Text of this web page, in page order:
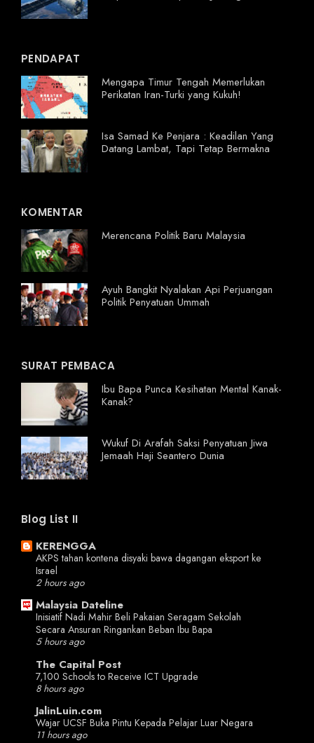
PENDAPAT
Mengapa Timur Tengah Memerlukan
Perikatan Iran-Turki yang Kukuh!
Isa Samad Ke Penjara : Keadilan Yang
Datang Lambat, Tapi Tetap Bermakna
KOMENTAR
Merencana Politik Baru Malaysia
Ayuh Bangkit Nyalakan Api Perjuangan
Politik Penyatuan Ummah
SURAT PEMBACA
Ibu Bapa Punca Kesihatan Mental Kanak-
Kanak?
Wukuf Di Arafah Saksi Penyatuan Jiwa
Jemaah Haji Seantero Dunia
Blog List II
KERENGGA
AKPS tahan kontena disyaki bawa dagangan eksport ke
Israel
2 hours ago
Malaysia Dateline
Inisiatif Nadi Mahir Beli Pakaian Seragam Sekolah
Secara Ansuran Ringankan Beban Ibu Bapa
5 hours ago
The Capital Post
7,100 Schools to Receive ICT Upgrade
8 hours ago
JalinLuin.com
Wajar UCSF Buka Pintu Kepada Pelajar Luar Negara
11 hours ago